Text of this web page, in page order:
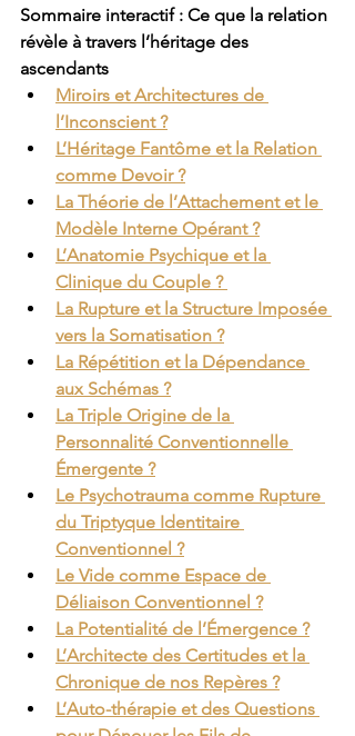
Sommaire interactif : Ce que la relation
révèle à travers l’héritage des
ascendants
Miroirs et Architectures de
l’Inconscient ?
L’Héritage Fantôme et la Relation
comme Devoir ?
La Théorie de l’Attachement et le
Modèle Interne Opérant ?
L’Anatomie Psychique et la
Clinique du Couple ?
La Rupture et la Structure Imposée
vers la Somatisation ?
La Répétition et la Dépendance
aux Schémas ?
La Triple Origine de la
Personnalité Conventionnelle
Émergente ?
Le Psychotrauma comme Rupture
du Triptyque Identitaire
Conventionnel ?
Le Vide comme Espace de
Déliaison Conventionnel ?
La Potentialité de l’Émergence ?
L’Architecte des Certitudes et la
Chronique de nos Repères ?
L’Auto-thérapie et des Questions